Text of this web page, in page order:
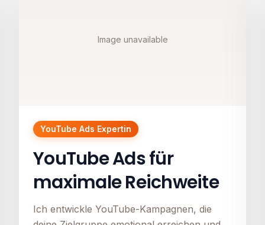
Image unavailable
YouTube Ads Expertin
YouTube Ads für
maximale Reichweite
Ich entwickle YouTube-Kampagnen, die